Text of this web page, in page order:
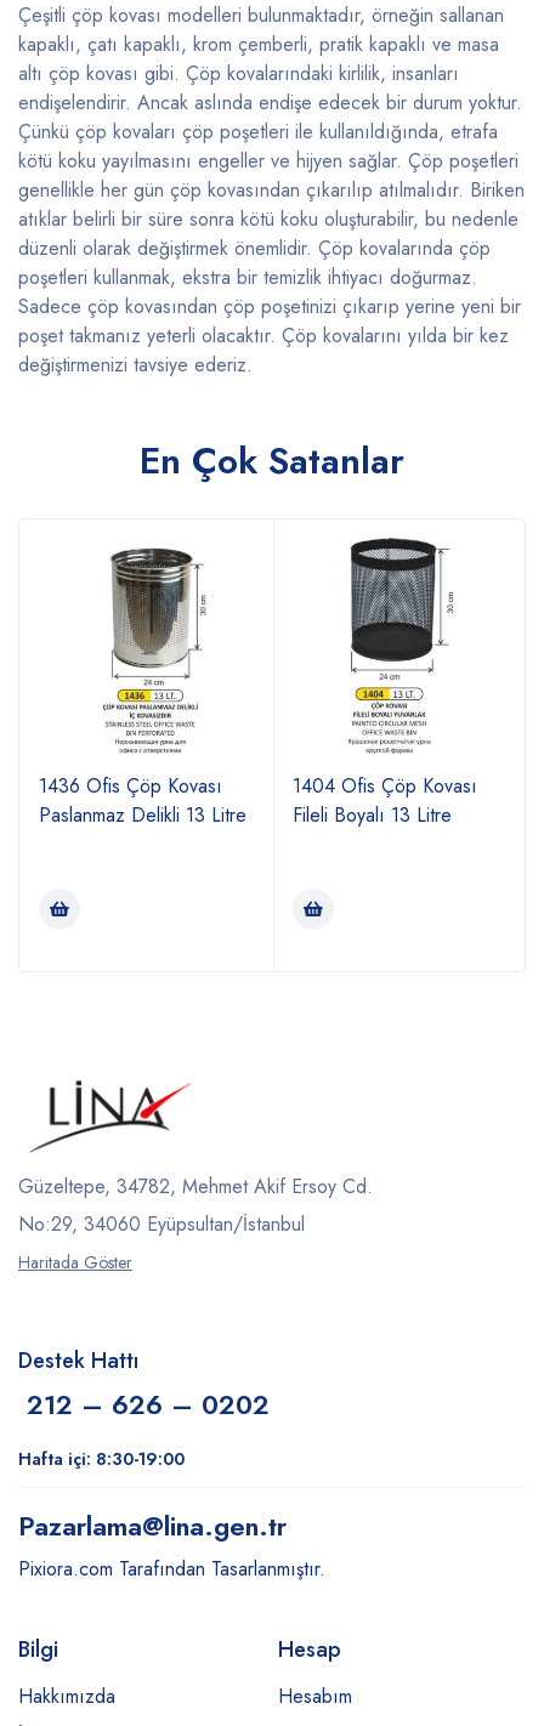
Çeşitli çöp kovası modelleri bulunmaktadır, örneğin sallanan
kapaklı, çatı kapaklı, krom çemberli, pratik kapaklı ve masa
altı çöp kovası gibi. Çöp kovalarındaki kirlilik, insanları
endişelendirir. Ancak aslında endişe edecek bir durum yoktur.
Çünkü çöp kovaları çöp poşetleri ile kullanıldığında, etrafa
kötü koku yayılmasını engeller ve hijyen sağlar. Çöp poşetleri
genellikle her gün çöp kovasından çıkarılıp atılmalıdır. Biriken
atıklar belirli bir süre sonra kötü koku oluşturabilir, bu nedenle
düzenli olarak değiştirmek önemlidir. Çöp kovalarında çöp
poşetleri kullanmak, ekstra bir temizlik ihtiyacı doğurmaz.
Sadece çöp kovasından çöp poşetinizi çıkarıp yerine yeni bir
poşet takmanız yeterli olacaktır. Çöp kovalarını yılda bir kez
değiştirmenizi tavsiye ederiz.
En Çok Satanlar
1436 Ofis Çöp Kovası
Paslanmaz Delikli 13 Litre
1404 Ofis Çöp Kovası
Fileli Boyalı 13 Litre
Güzeltepe, 34782, Mehmet Akif Ersoy Cd.
No:29, 34060 Eyüpsultan/İstanbul
Haritada Göster
Destek Hattı
212 – 626 – 0202
Hafta içi: 8:30-19:00
Pazarlama@lina.gen.tr
Pixiora.com Tarafından Tasarlanmıştır.
Bilgi
Hakkımızda
Hesap
Hesabım